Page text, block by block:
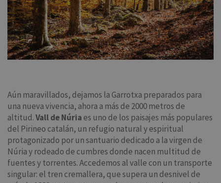
Aún maravillados, dejamos la Garrotxa preparados para
una nueva vivencia, ahora a más de 2000 metros de
altitud.Vall de Núria es uno de los paisajes más populares
del Pirineo catalán, un refugio natural y espiritual
protagonizado por un santuario dedicado a la virgen de
Núria y rodeado de cumbres donde nacen multitud de
fuentes y torrentes. Accedemos al valle con un transporte
singular: el tren cremallera, que supera un desnivel de